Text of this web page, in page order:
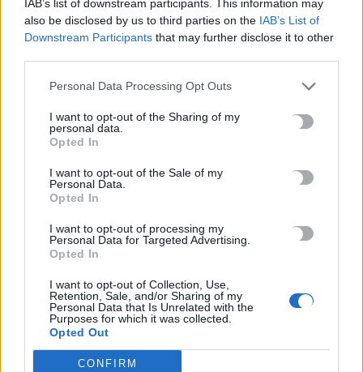
IAB’s list of downstream participants. This information may
also be disclosed by us to third parties on the IAB’s List of
Downstream Participants that may further disclose it to other
Personal Data Processing Opt Outs
I want to opt-out of the Sharing of my
personal data.
Opted In
I want to opt-out of the Sale of my
Personal Data.
Opted In
I want to opt-out of processing my
Personal Data for Targeted Advertising.
Opted In
I want to opt-out of Collection, Use,
Retention, Sale, and/or Sharing of my
Personal Data that Is Unrelated with the
Purposes for which it was collected.
Opted Out
CONFIRM
8 Αυγούστου, 2026
Από την Παρασκευή 11 Σεπτεμβρίου το καθιερωμένο παζάρι
από τον «Σύνδεσμο Μελών Γυναικείων Σωματείων Ηρακλείου
8 Αυγούστου, 2026
TRENDING
ERGANI APP
ΣΧΕΤΙΚΆ ΆΡΘΡΑ